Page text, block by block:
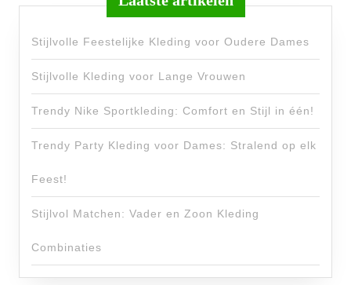
Stijlvolle Feestelijke Kleding voor Oudere Dames
Stijlvolle Kleding voor Lange Vrouwen
Trendy Nike Sportkleding: Comfort en Stijl in één!
Trendy Party Kleding voor Dames: Stralend op elk
Feest!
Stijlvol Matchen: Vader en Zoon Kleding
Combinaties